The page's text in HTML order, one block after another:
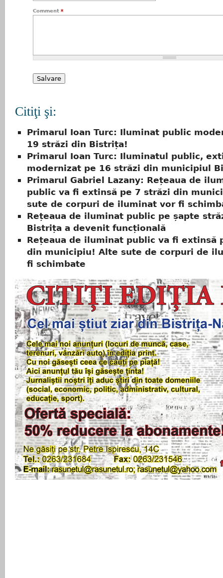
Comment *
Citiţi şi:
Primarul Ioan Turc: Iluminat public
19 străzi din Bistrița!
Primarul Ioan Turc: Iluminatul public,
modernizat pe 16 străzi din municipiul
Primarul Gabriel Lazany: Rețeaua de
public va fi extinsă pe 7 străzi din
sute de corpuri de iluminat vor fi
Rețeaua de iluminat public pe șapte
Bistrița a devenit funcțională
Rețeaua de iluminat public va fi extinsă
din municipiu! Alte sute de corpuri de
fi schimbate